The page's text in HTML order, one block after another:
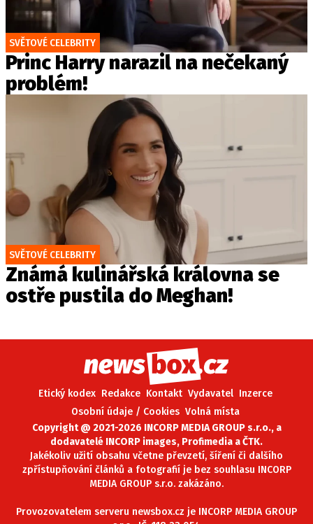
SVĚTOVÉ CELEBRITY
Princ Harry narazil na nečekaný
problém!
SVĚTOVÉ CELEBRITY
Známá kulinářská královna se
ostře pustila do Meghan!
Etický kodex Redakce Kontakt Vydavatel Inzerce
Osobní údaje / Cookies Volná místa
Copyright @ 2021-2026 INCORP MEDIA GROUP s.r.o., a
dodavatelé INCORP images, Profimedia a ČTK.
Jakékoliv užití obsahu včetne převzetí, šíření či dalšího
zpřístupňování článků a fotografií je bez souhlasu INCORP
MEDIA GROUP s.r.o. zakázáno.
Provozovatelem serveru newsbox.cz je INCORP MEDIA GROUP